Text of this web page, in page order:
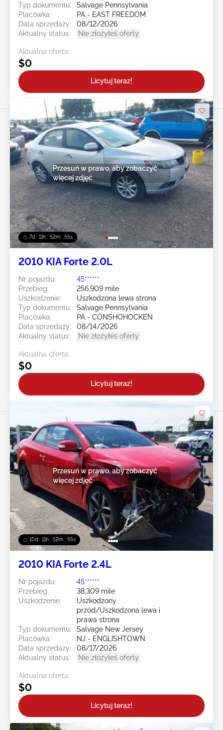
Typ dokumentu:
Salvage Pennsylvania
Placówka:
PA - EAST FREEDOM
Data sprzedaży:
08/12/2026
Aktualny status:
Nie złożyłeś oferty
Aktualna oferta:
$0
Licytuj teraz!
7d : 11h : 52m : 52s
Przesuń w prawo, aby zobaczyć
więcej zdjęć
2010 KIA Forte 2.0L
Nr pojazdu:
45******
Przebieg:
256,909 mile
Uszkodzenie:
Uszkodzona lewa strona
Typ dokumentu:
Salvage Pennsylvania
Placówka:
PA - CONSHOHOCKEN
Data sprzedaży:
08/14/2026
Aktualny status:
Nie złożyłeś oferty
Aktualna oferta:
$0
Licytuj teraz!
10d : 11h : 52m : 52s
Przesuń w prawo, aby zobaczyć
więcej zdjęć
2010 KIA Forte 2.4L
Nr pojazdu:
45******
Przebieg:
38,309 mile
Uszkodzenie:
Uszkodzony
przód/Uszkodzona lewa i
prawa strona
Typ dokumentu:
Salvage New Jersey
Placówka:
NJ - ENGLISHTOWN
Data sprzedaży:
08/17/2026
Aktualny status:
Nie złożyłeś oferty
Aktualna oferta:
$0
Licytuj teraz!